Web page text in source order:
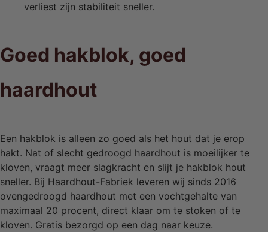
verliest zijn stabiliteit sneller.
Goed hakblok, goed
haardhout
Een hakblok is alleen zo goed als het hout dat je erop
hakt. Nat of slecht gedroogd haardhout is moeilijker te
kloven, vraagt meer slagkracht en slijt je hakblok hout
sneller. Bij Haardhout-Fabriek leveren wij sinds 2016
ovengedroogd haardhout met een vochtgehalte van
maximaal 20 procent, direct klaar om te stoken of te
kloven. Gratis bezorgd op een dag naar keuze.